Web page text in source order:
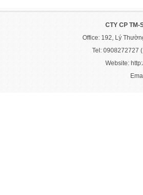
CTY CP TM-
Office: 192, Lý
Tel: 0908272727
Website: